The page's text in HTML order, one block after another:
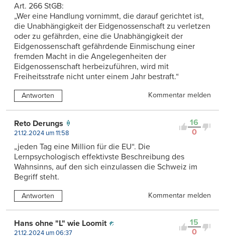
Art. 266 StGB:
„Wer eine Handlung vornimmt, die darauf gerichtet ist,
die Unabhängigkeit der Eidgenossenschaft zu verletzen
oder zu gefährden, eine die Unabhängigkeit der
Eidgenossenschaft gefährdende Einmischung einer
fremden Macht in die Angelegenheiten der
Eidgenossenschaft herbeizuführen, wird mit
Freiheitsstrafe nicht unter einem Jahr bestraft.“
Antworten Kommentar melden
16
0
Reto Derungs
21.12.2024 um 11:58
„jeden Tag eine Million für die EU“. Die
Lernpsychologisch effektivste Beschreibung des
Wahnsinns, auf den sich einzulassen die Schweiz im
Begriff steht.
Antworten Kommentar melden
15
0
Hans ohne "L" wie Loomit
21.12.2024 um 06:37